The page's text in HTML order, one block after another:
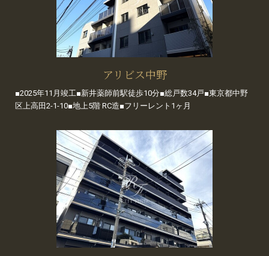
アリビス中野
■2025年11月竣工■新井薬師前駅徒歩10分■総戸数34戸■東京都中野
区上高田2-1-10■地上5階 RC造■フリーレント1ヶ月